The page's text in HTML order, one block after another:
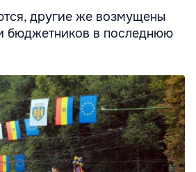
другие же возмущены
бюджетников в последнюю